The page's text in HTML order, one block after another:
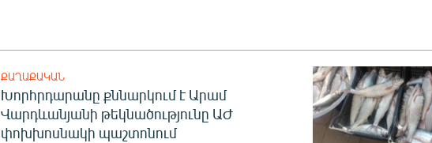
ՔԱՂԱՔԱԿԱՆ
Խորհրդարանը քննարկում է Արամ
Վարդևանյանի թեկնածությունը ԱԺ
փոխխոսնակի պաշտոնում